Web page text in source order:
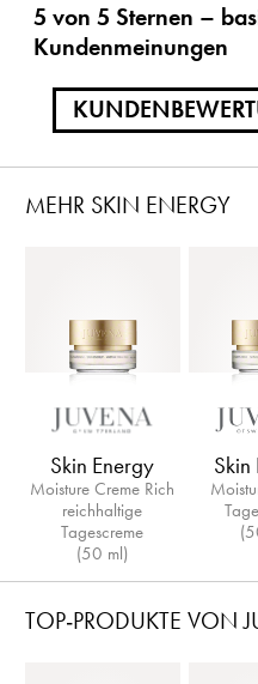
5 von 5 Sternen –
Kundenmeinungen
MEHR SKIN ENERGY
Skin Energy
Moisture Creme Rich
reichhaltige
Tagescreme
(50 ml)
Skin
TOP-PRODUKTE VON